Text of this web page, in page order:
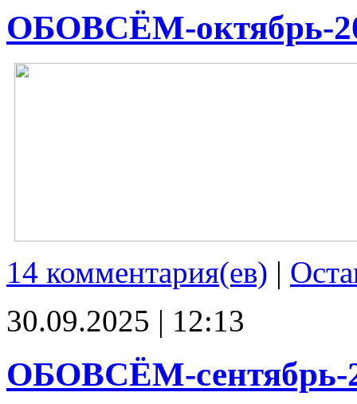
ОБОВСЁМ-октябрь-
14 комментария(ев) |
30.09.2025 | 12:13
ОБОВСЁМ-сентябрь-